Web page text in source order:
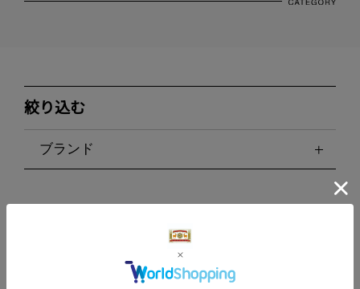
絞り込む
ブランド